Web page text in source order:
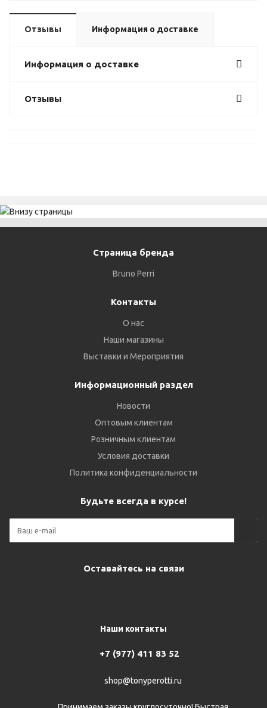
Отзывы Информация о доставке
Информация о доставке
Отзывы
Страница бренда
Bruno Perri
Контакты
О нас
Наши магазины
Выставки и Мероприятия
Информационный раздел
Новости
Оптовым клиентам
Розничным клиентам
Условия доставки
Политика конфиденциальности
Будьте всегда в курсе!
Оставайтесь на связи
Наши контакты
+7 (977) 411 83 52
shop@tonyperotti.ru